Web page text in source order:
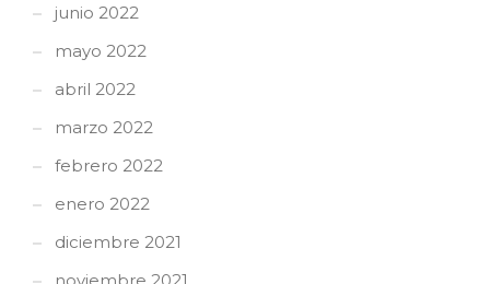
junio 2022
mayo 2022
abril 2022
marzo 2022
febrero 2022
enero 2022
diciembre 2021